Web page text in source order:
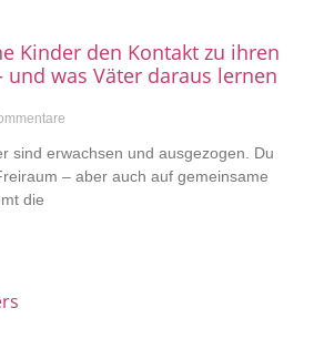
Kinder den Kontakt zu ihren
und was Väter daraus lernen
sind erwachsen und ausgezogen. Du
– aber auch auf gemeinsame
die